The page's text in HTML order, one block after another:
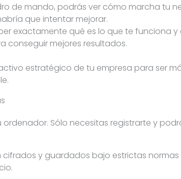
de mando, podrás ver cómo marcha tu
que intentar mejorar.
exactamente qué es lo que te funciona
conseguir mejores resultados.
estratégico de tu empresa para ser
Sólo necesitas registrarte y
y guardados bajo estrictas